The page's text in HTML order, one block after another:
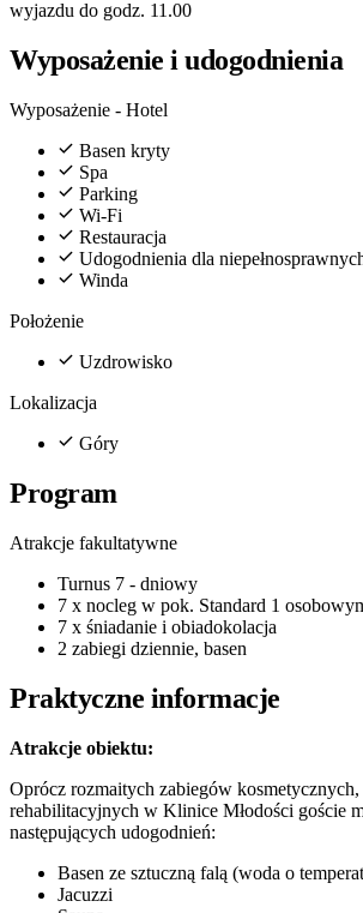
wyjazdu do godz. 11.00
Wyposażenie i udogodnienia
Wyposażenie - Hotel
Basen kryty
Spa
Parking
Wi-Fi
Restauracja
Udogodnienia dla
Winda
Położenie
Uzdrowisko
Lokalizacja
Góry
Program
Atrakcje fakultatywne
Turnus 7 - dniowy
7 x nocleg w pok. Standard 1
7 x śniadanie i obiadokolacja
2 zabiegi dziennie, basen
Praktyczne informacje
Atrakcje obiektu:
Oprócz rozmaitych zabiegów
rehabilitacyjnych w Klinice Młodości goście
następujących udogodnień:
Basen ze sztuczną falą (woda o
Jacuzzi